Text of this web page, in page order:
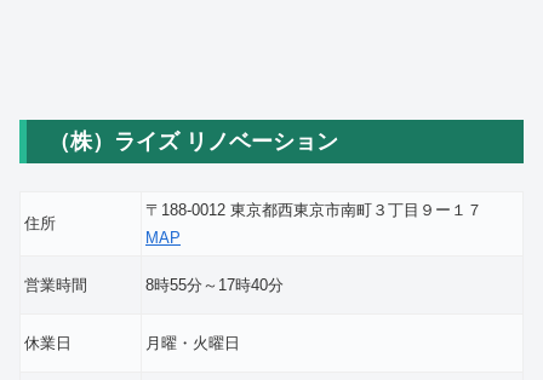
（株）ライズ リノベーション
住所
〒188-0012 東京都西東京市南町３丁目９ー１７
MAP
営業時間 8時55分～17時40分
休業日 月曜・火曜日